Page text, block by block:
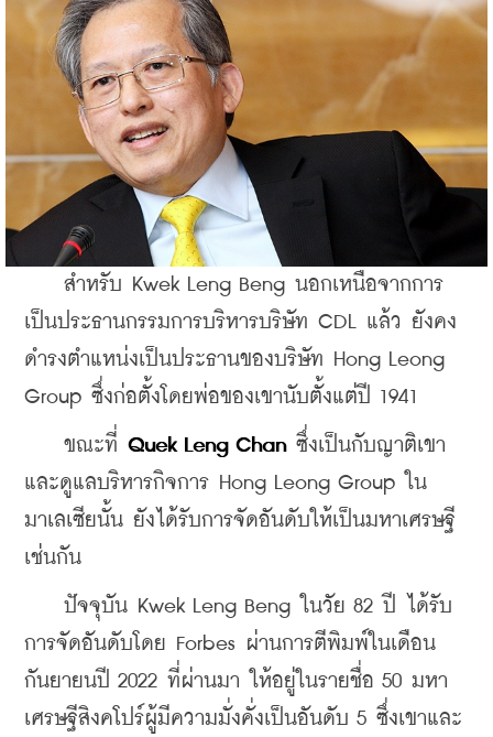
สำหรับ Kwek Leng Beng นอกเหนือจากการ
เป็นประธานกรรมการบริหารบริษัท CDL แล้ว ยังคง
ดำรงตำแหน่งเป็นประธานของบริษัท Hong Leong
Group ซึ่งก่อตั้งโดยพ่อของเขานับตั้งแต่ปี 1941
ขณะที่ Quek Leng Chan ซึ่งเป็นกับญาติเขา
และดูแลบริหารกิจการ Hong Leong Group ใน
มาเลเซียนั้น ยังได้รับการจัดอันดับให้เป็นมหาเศรษฐี
เช่นกัน
ปัจจุบัน Kwek Leng Beng ในวัย 82 ปี ได้รับ
การจัดอันดับโดย Forbes
ผ่านการตีพิมพ์ในเดือน
กันยายนปี 2022 ที่ผ่านมา
ให้อยู่ในรายชื่อ 50 มหา
เศรษฐีสิงคโปร์ผู้มีความมั่งคั่งเป็นอันดับ 5 ซึ่งเขาและ